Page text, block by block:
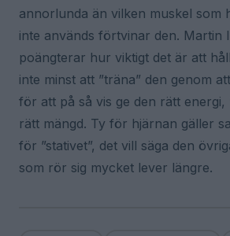
annorlunda än vilken muskel som
inte används förtvinar den. Martin
poängterar hur viktigt det är att
inte minst att ”träna” den genom
för att på så vis ge den rätt energi,
rätt mängd. Ty för hjärnan gäller
för ”stativet”, det vill säga den
som rör sig mycket lever längre.